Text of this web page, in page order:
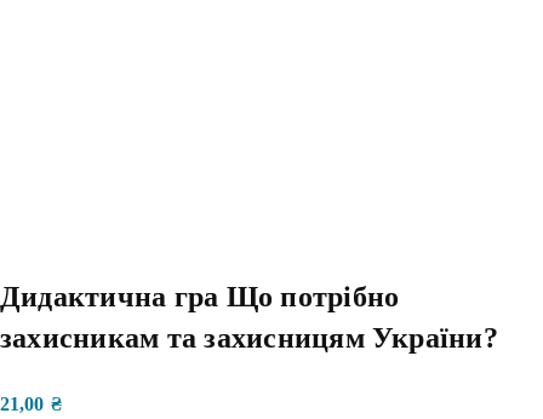
Дидактична гра Що потрібно
захисникам та захисницям України?
21,00 ₴